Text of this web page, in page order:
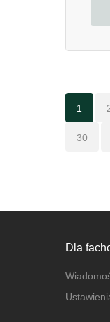
1
30
Dla